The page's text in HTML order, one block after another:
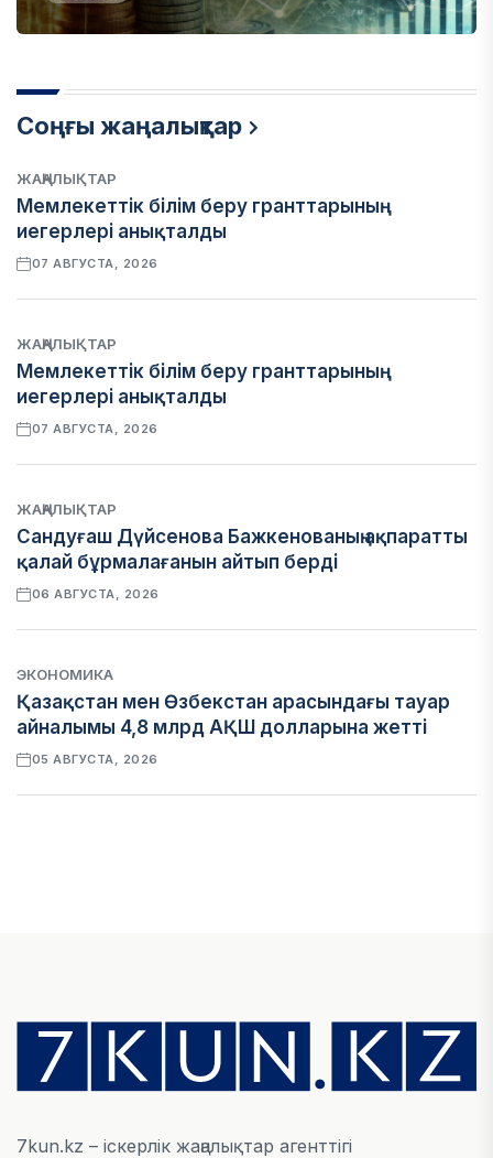
Соңғы жаңалықтар
ЖАҢАЛЫҚТАР
Мемлекеттік білім беру гранттарының
иегерлері анықталды
07 АВГУСТА, 2026
ЖАҢАЛЫҚТАР
Мемлекеттік білім беру гранттарының
иегерлері анықталды
07 АВГУСТА, 2026
ЖАҢАЛЫҚТАР
Сандуғаш Дүйсенова Бажкенованың ақпаратты
қалай бұрмалағанын айтып берді
06 АВГУСТА, 2026
ЭКОНОМИКА
Қазақстан мен Өзбекстан арасындағы тауар
айналымы 4,8 млрд АҚШ долларына жетті
05 АВГУСТА, 2026
БИЛІК
«Бәйтерек» холдингінің инвестициялық және
кредиттік портфелі 14,3 трлн теңгеге жетті
7kun.kz – іскерлік жаңалықтар агенттігі